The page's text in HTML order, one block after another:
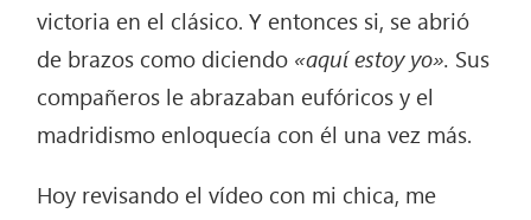
victoria en el clásico. Y entonces si, se abrió
de brazos como diciendo «aquí estoy yo». Sus
compañeros le abrazaban eufóricos y el
madridismo enloquecía con él una vez más.
Hoy revisando el vídeo con mi chica, me